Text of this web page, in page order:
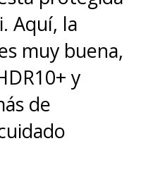
es
mate y
cabe
blanco y
un aire
Aquí, la
muy buena,
y
de